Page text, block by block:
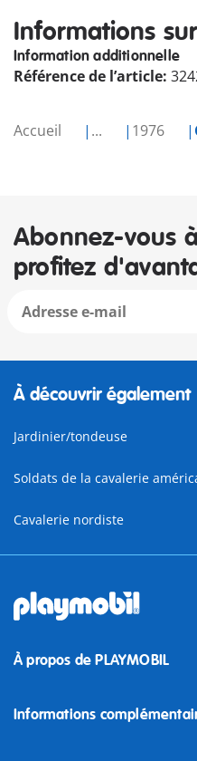
Accueil ... 1976
Informations
Information additionnelle
Référence de l’article:
Abonnez-vous
profitez
À découvrir également
Jardinier/tondeuse
Soldats de la cavalerie
Cavalerie nordiste
À propos de PLAYMOBIL
Informations